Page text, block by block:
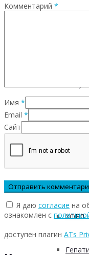
Рака
ХОБЛ
Комментарий *
Имя *
Email *
Сайт
Я даю согласие на
ознакомлен с
доступен плагин ATs